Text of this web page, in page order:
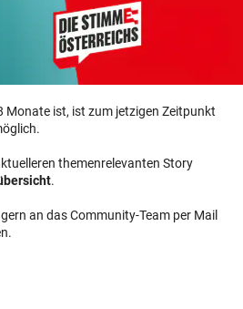
Monate ist, ist zum jetzigen Zeitpunkt
themenrelevanten Story
.
an das Community-Team per Mail